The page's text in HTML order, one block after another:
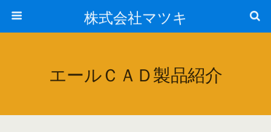
株式会社マツキ
エールＣＡＤ製品紹介